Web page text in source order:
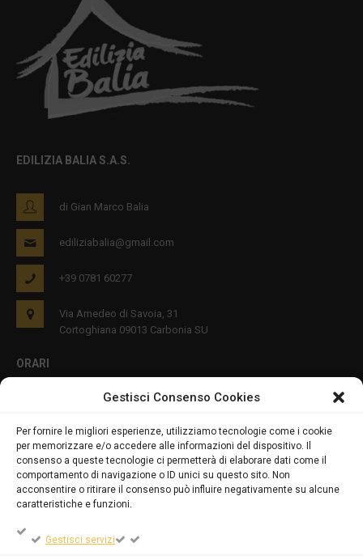
Gestisci Consenso Cookies
Per fornire le migliori esperienze, utilizziamo tecnologie come i cookie
per memorizzare e/o accedere alle informazioni del dispositivo. Il
consenso a queste tecnologie ci permetterà di elaborare dati come il
comportamento di navigazione o ID unici su questo sito. Non
acconsentire o ritirare il consenso può influire negativamente su alcune
caratteristiche e funzioni.
Gestisci servizi
EDILIZIA BALIA S.A.S.
di Gian Marco Balia
ediliziabalia@gmail.com
+39 0781 60277
Via Amedeo di Savoia, 31
Cortoghiana 09013 Carbonia SU
ORARI
PRIVACY E COOKIES
DICHIARAZIONE SULLA PRIVACY (UE)
COOKIE POLICY (UE)